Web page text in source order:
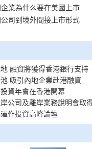
企業為什么要在美國上市
公司到境外間接上市形式
融資將獲得香港銀行支持
吸引內地企業赴港融資
資年會在香港開幕
公司及離岸業務說明會取
作投資高峰論壇